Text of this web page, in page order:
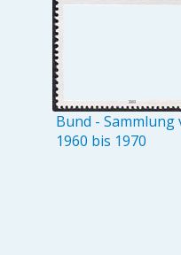
Bund - Sammlung
1960 bis 1970